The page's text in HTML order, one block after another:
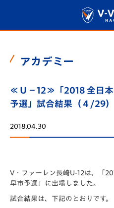
アカデミー
≪Ｕ－12≫「2018 全日本
予選」試合結果（４/29）
2018.04.30
V・ファーレン長崎U-12は、「
早市予選」に出場しました。
試合結果は、下記のとおりです。